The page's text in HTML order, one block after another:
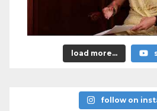
load more...
follow on